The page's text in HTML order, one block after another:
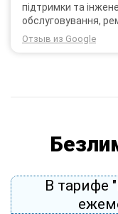
підтримки та інженерам за
обслуговування,
Через 3 роки після
тоді рішення
Отзыв из Google
В тарифе